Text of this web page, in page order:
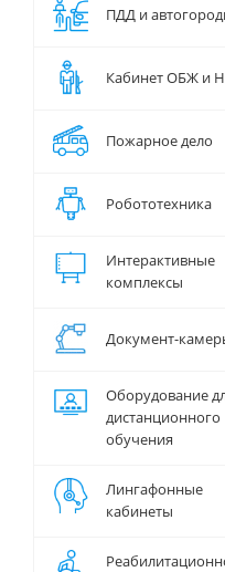
ПДД и
Кабинет ОБЖ и
Пожарное дело
Робототехника
Интерактивные
комплексы
Документ-
Оборудование
дистанционного
обучения
Лингафонные
кабинеты